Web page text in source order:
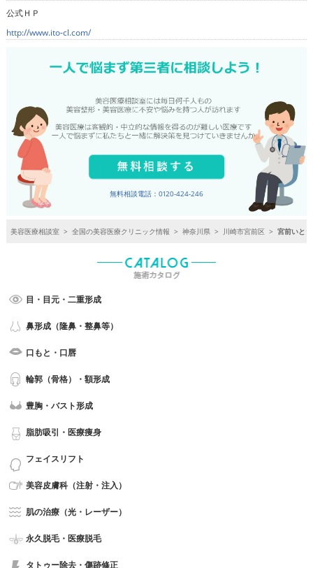
公式ＨＰ
http://www.ito-cl.com/
無料相談電話：0120-424-246
美容医療相談室 > 全国の美容医療クリニック情報 > 神奈川県 > 川崎市宮前区 > 宮前いと
目・目元・二重形成
鼻形成（隆鼻・整鼻等）
口もと・口唇
輪郭（骨格）・額形成
豊胸・バスト形成
脂肪吸引・医療痩身
フェイスリフト
美容皮膚科（注射・注入）
肌の治療（光・レーザー）
永久脱毛・医療脱毛
タトゥー除去・傷跡修正